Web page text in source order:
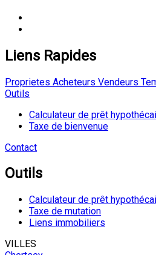
Liens Rapides
Proprietes Acheteurs Vendeurs
Outils
Calculateur de prêt
Taxe de bienvenue
Contact
Outils
Calculateur de prêt
Taxe de mutation
Liens immobiliers
VILLES